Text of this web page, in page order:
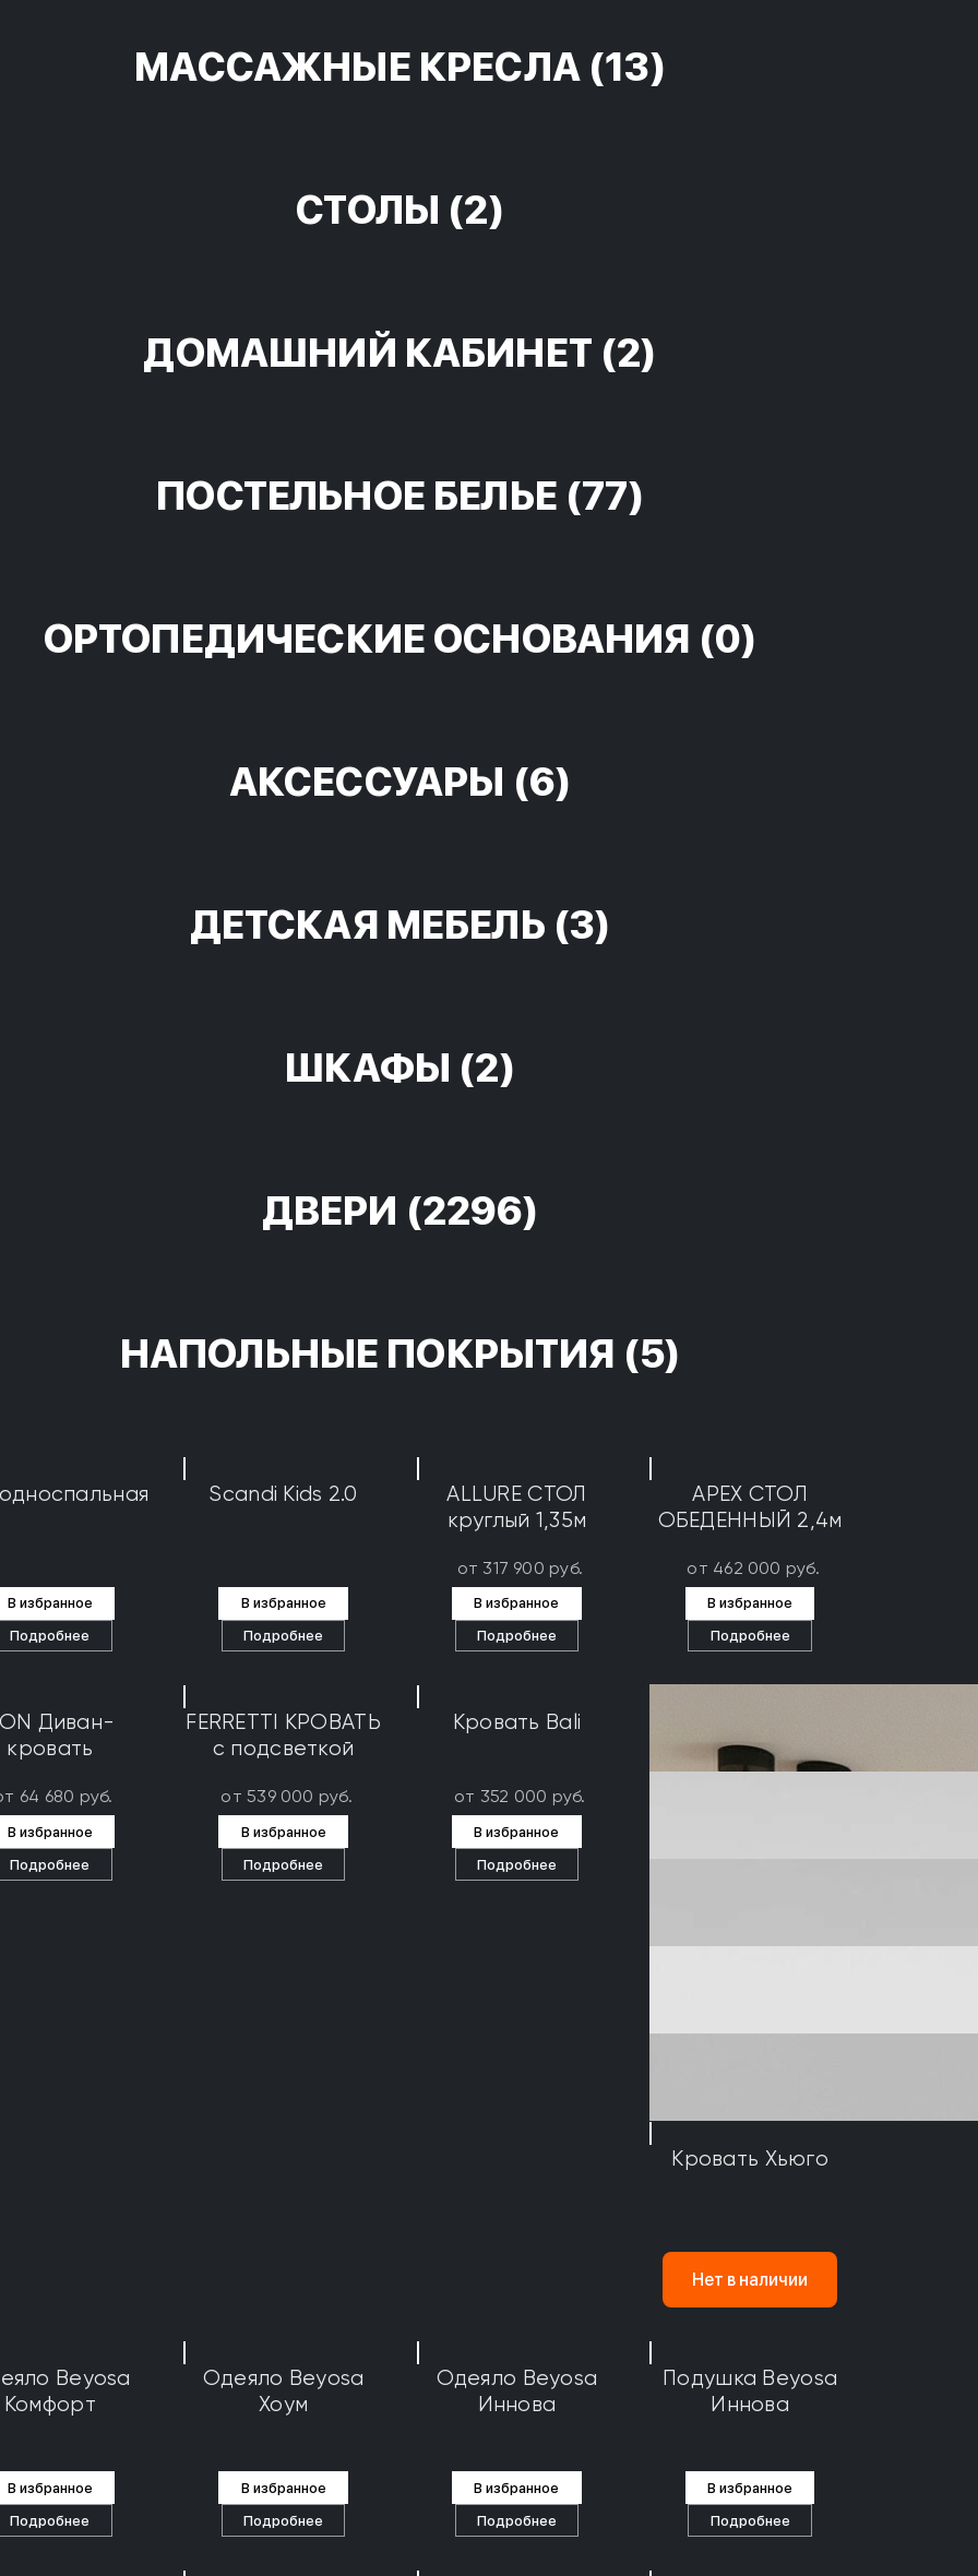
МАССАЖНЫЕ КРЕСЛА (13)
СТОЛЫ (2)
ДОМАШНИЙ КАБИНЕТ (2)
ПОСТЕЛЬНОЕ БЕЛЬЕ (77)
ОРТОПЕДИЧЕСКИЕ ОСНОВАНИЯ (0)
АКСЕССУАРЫ (6)
ДЕТСКАЯ МЕБЕЛЬ (3)
ШКАФЫ (2)
ДВЕРИ (2296)
НАПОЛЬНЫЕ ПОКРЫТИЯ (5)
В избранное
Подробнее
Scandi Kids 2.0
В избранное
Подробнее
ALLURE СТОЛ
круглый 1,35м
от 317 900 руб.
В избранное
Подробнее
APEX СТОЛ
ОБЕДЕННЫЙ 2,4м
от 462 000 руб.
В избранное
Подробнее
Диван-
кровать
64 680 руб.
В избранное
Подробнее
FERRETTI КРОВАТЬ
с подсветкой
от 539 000 руб.
В избранное
Подробнее
Кровать Bali
от 352 000 руб.
В избранное
Подробнее
Кровать Хьюго
Нет в наличии
Beyosa
Комфорт
В избранное
Подробнее
Одеяло Beyosa
Хоум
В избранное
Подробнее
Одеяло Beyosa
Иннова
В избранное
Подробнее
Подушка Beyosa
Иннова
В избранное
Подробнее